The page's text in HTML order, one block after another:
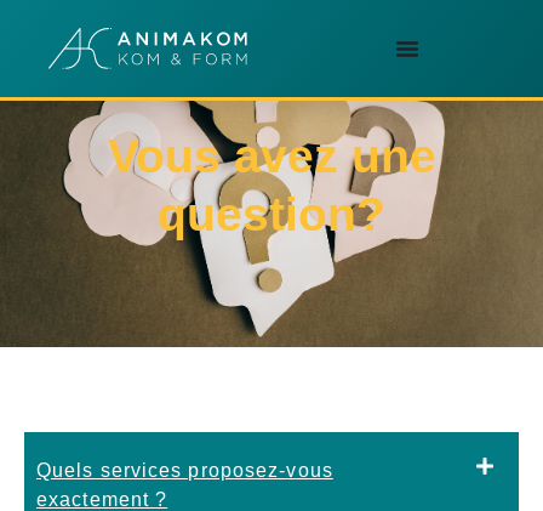
F.A.Q
Vous avez une
question?
Quels services proposez-vous
exactement ?